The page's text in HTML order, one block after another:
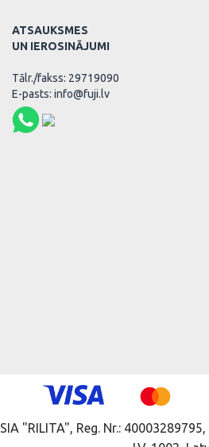
ATSAUKSMES
UN IEROSINĀJUMI
Tālr./fakss: 29719090
E-pasts: info@fuji.lv
SIA "RILITA", Reg. Nr.: